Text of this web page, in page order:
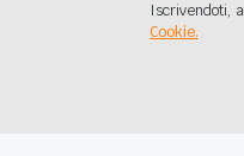
Iscrivendoti,
Cookie.